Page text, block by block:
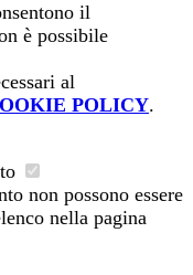
il
è possibile
al
POLICY.
non possono essere
nella pagina